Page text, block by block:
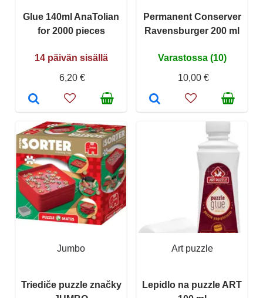
Glue 140ml AnaTolian
for 2000 pieces
14 päivän sisällä
6,20 €
Permanent Conserver
Ravensburger 200 ml
Varastossa (10)
10,00 €
Jumbo
Triediče puzzle značky
Art puzzle
Lepidlo na puzzle ART